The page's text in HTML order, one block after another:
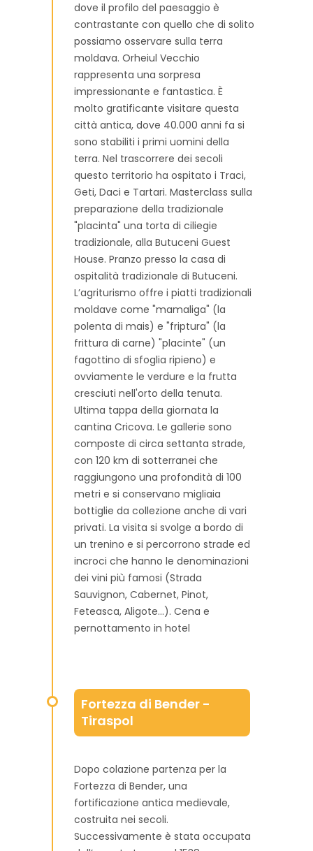
dove il profilo del paesaggio è
contrastante con quello che di solito
possiamo osservare sulla terra
moldava. Orheiul Vecchio
rappresenta una sorpresa
impressionante e fantastica. È
molto gratificante visitare questa
città antica, dove 40.000 anni fa si
sono stabiliti i primi uomini della
terra. Nel trascorrere dei secoli
questo territorio ha ospitato i Traci,
Geti, Daci e Tartari. Masterclass sulla
preparazione della tradizionale
"placinta" una torta di ciliegie
tradizionale, alla Butuceni Guest
House. Pranzo presso la casa di
ospitalità tradizionale di Butuceni.
L’agriturismo offre i piatti tradizionali
moldave come "mamaliga" (la
polenta di mais) e "friptura" (la
frittura di carne) "placinte" (un
fagottino di sfoglia ripieno) e
ovviamente le verdure e la frutta
cresciuti nell'orto della tenuta.
Ultima tappa della giornata la
cantina Cricova. Le gallerie sono
composte di circa settanta strade,
con 120 km di sotterranei che
raggiungono una profondità di 100
metri e si conservano migliaia
bottiglie da collezione anche di vari
privati. La visita si svolge a bordo di
un trenino e si percorrono strade ed
incroci che hanno le denominazioni
dei vini più famosi (Strada
Sauvignon, Cabernet, Pinot,
Feteasca, Aligote...). Cena e
pernottamento in hotel
Fortezza di Bender -
Tiraspol
Dopo colazione partenza per la
Fortezza di Bender, una
fortificazione antica medievale,
costruita nei secoli.
Successivamente è stata occupata